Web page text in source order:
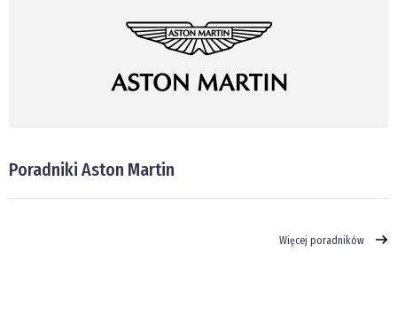
Poradniki Aston Martin
Więcej poradników